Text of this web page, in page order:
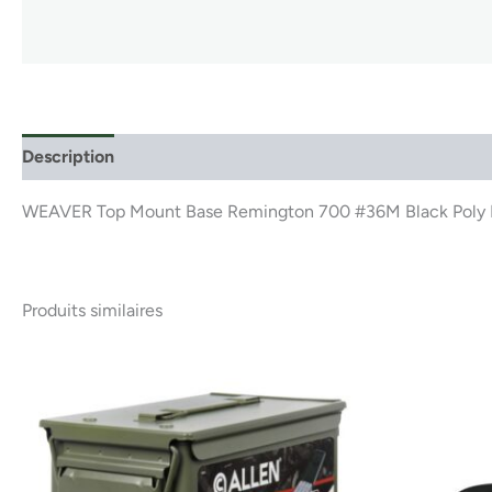
Description
WEAVER Top Mount Base Remington 700 #36M Black Poly
Produits similaires